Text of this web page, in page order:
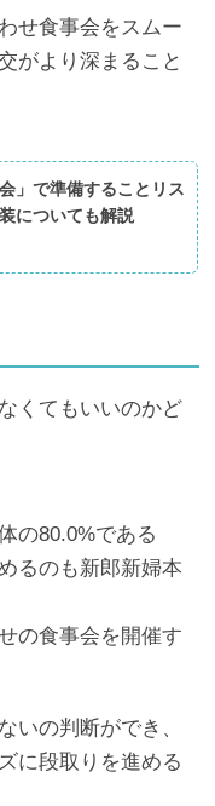
せ食事会をスムー
がより深まること
」で準備することリス
についても解説
くてもいいのかど
の80.0%である
るのも新郎新婦本
の食事会を開催す
いの判断ができ、
に段取りを進める